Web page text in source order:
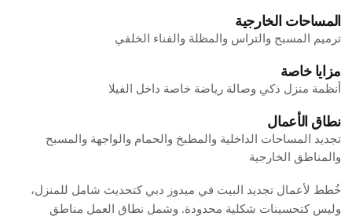
المساحات الخارجية
ترميم المسبح والتراس والمظلة والفناء الخلفي
مزايا خاصة
أنظمة منزل ذكي وصالة رياضة خاصة داخل الفيلا
نطاق الأعمال
تجديد المساحات الداخلية والمطبخ والحمام والواجهة والمسبح
والمناطق الخارجية
خُطط لأعمال تجديد البيت في ميدوز دبي كتحديث شامل للمنزل،
وليس كتحسينات شكلية محدودة. وشمل نطاق العمل مناطق